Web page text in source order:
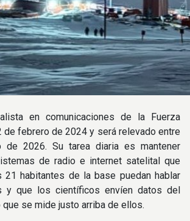
en comunicaciones de la Fuerza
de febrero de 2024 y será relevado entre
de 2026. Su tarea diaria es mantener
de radio e internet satelital que
21 habitantes de la base puedan hablar
y que los científicos envíen datos del
se mide justo arriba de ellos.